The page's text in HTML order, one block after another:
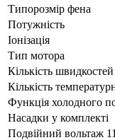
Типорозмір фена
Потужність
Іонізація
Тип мотора
Кількість
Кількість
Функція холодного
Насадки у комплекті
Подвійний вольтаж